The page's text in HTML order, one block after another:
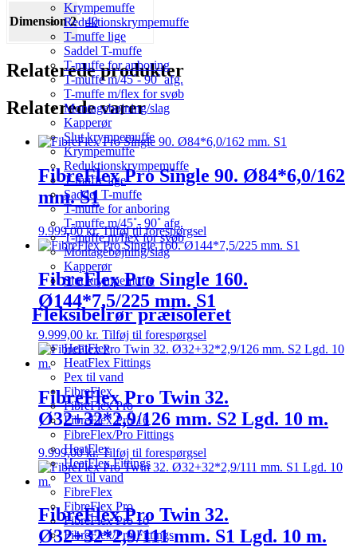
Krympemuffe
Reduktionskrympemuffe
T-muffe lige
Saddel T-muffe
T-muffe for anboring
T-muffe m/45˚- 90˚ afg.
T-muffe m/flex for svøb
Montagebøjning/slag
Kapperør
Slut krympemuffe
Krympemuffe
Reduktionskrympemuffe
T-muffe lige
Saddel T-muffe
T-muffe for anboring
T-muffe m/45˚- 90˚ afg.
T-muffe m/flex for svøb
Montagebøjning/slag
Kapperør
Slut krympemuffe
Fleksibelrør præisoleret
HeatFlex
HeatFlex Fittings
Pex til vand
FibreFlex
FibreFlex Pro
FibreFlex Pro 16
FibreFlex/Pro Fittings
HeatFlex
HeatFlex Fittings
Pex til vand
FibreFlex
FibreFlex Pro
FibreFlex Pro 16
FibreFlex/Pro Fittings
Dimension 2 40
Relaterede produkter
Relaterede varer
FibreFlex Pro Single 90. Ø84*6,0/162
mm. S1
9.999,00kr. Tilføj til forespørgsel
FibreFlex Pro Single 160.
Ø144*7,5/225 mm. S1
9.999,00 kr. Tilføj til forespørgsel
FibreFlex Pro Twin 32.
Ø32+32*2,9/126 mm. S2 Lgd. 10 m.
9.999,00kr. Tilføj til forespørgsel
FibreFlex Pro Twin 32.
Ø32+32*2,9/111 mm. S1 Lgd. 10 m.